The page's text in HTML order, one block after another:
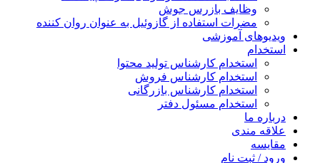
وظایف بازرس جوش
مضرات استفاده از گازوئیل به عنوان روان کننده
ویدیوهای آموزشی
استخدام
استخدام کارشناس تولید محتوا
استخدام کارشناس فروش
استخدام کارشناس بازرگانی
استخدام مسئول دفتر
درباره ما
علاقه مندی
مقایسه
ورود / ثبت نام